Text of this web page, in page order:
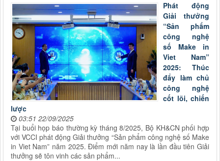
Phát động
Giải thưởng
“Sản phẩm
công nghệ
số Make in
Viet Nam”
2025: Thúc
đẩy làm chủ
công nghệ
cốt lõi, chiến
lược
03:51 22/09/2025
Tại buổi họp báo thường kỳ tháng 8/2025, Bộ KH&CN phối hợp
với VCCI phát động Giải thưởng “Sản phẩm công nghệ số Make
in Viet Nam” năm 2025. Điểm mới năm nay là lần đầu tiên Giải
thưởng sẽ tôn vinh các sản phẩm...